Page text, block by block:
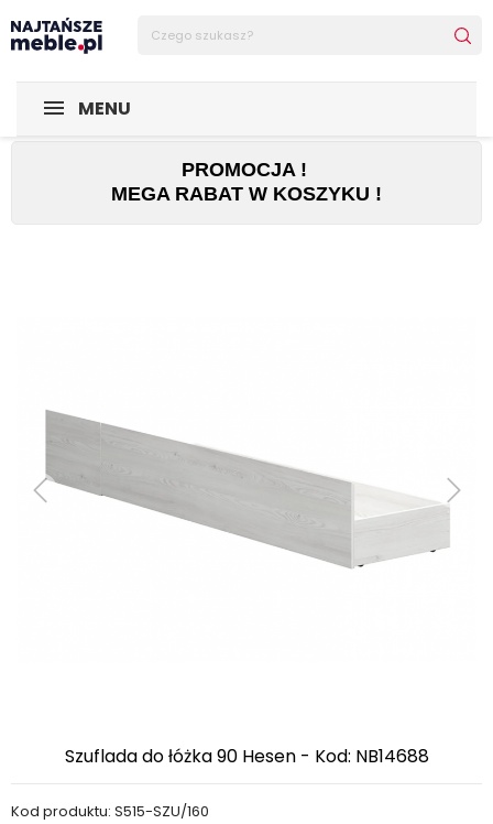
MENU
Sklep Najtańsze-meble
PROMOCJA !
MEGA RABAT W KOSZYKU !
Szuflada do łóżka 90 Hesen - Kod: NB14688
Kod produktu: S515-SZU/160